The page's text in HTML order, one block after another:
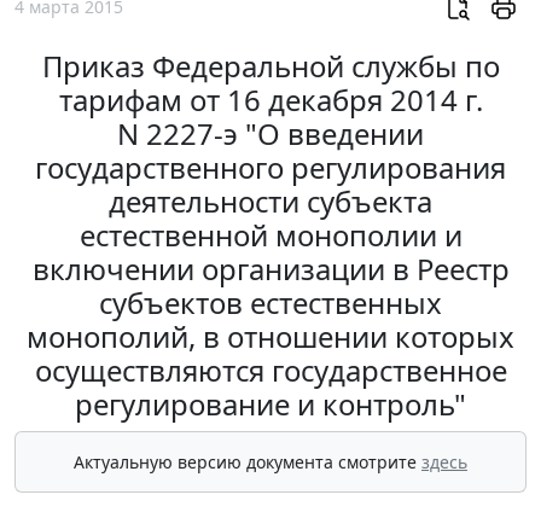
4 марта 2015
Приказ Федеральной службы по
тарифам от 16 декабря 2014 г.
N 2227-э "О введении
государственного регулирования
деятельности субъекта
естественной монополии и
включении организации в Реестр
субъектов естественных
монополий, в отношении которых
осуществляются государственное
регулирование и контроль"
Актуальную версию документа смотрите здесь